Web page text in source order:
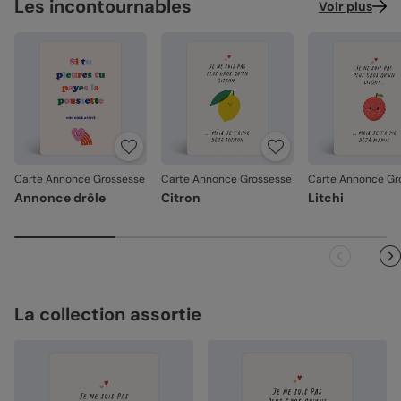
Les incontournables Voir plus
Carte Annonce Grossesse
Annonce drôle
Carte Annonce Grossesse
Citron
Carte Annonce
Litchi
La collection assortie